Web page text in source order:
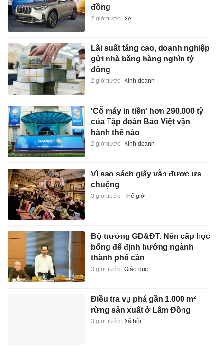
đồng
2 giờ trước Xe
Lãi suất tăng cao, doanh nghiệp
gửi nhà băng hàng nghìn tỷ
đồng
2 giờ trước Kinh doanh
'Cỗ máy in tiền' hơn 290.000 tỷ
của Tập đoàn Bảo Việt vận
hành thế nào
2 giờ trước Kinh doanh
Vì sao sách giấy vẫn được ưa
chuộng
3 giờ trước Thế giới
Bộ trưởng GD&ĐT: Nên cấp học
bổng để định hướng ngành
thành phố cần
3 giờ trước Giáo dục
Điều tra vụ phá gần 1.000 m²
rừng sản xuất ở Lâm Đồng
3 giờ trước Xã hội